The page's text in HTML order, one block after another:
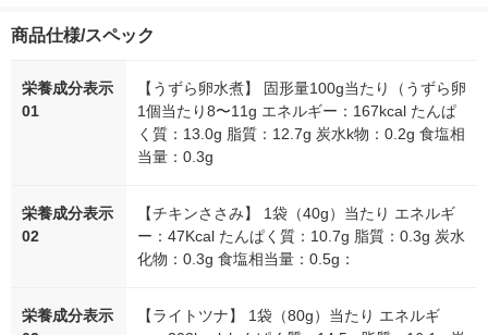
商品仕様/スペック
栄養成分表示
01
【うずら卵水煮】 固形量100g当たり（うずら卵
1個当たり8〜11g エネルギー：167kcal たんぱ
く質：13.0g 脂質：12.7g 炭水k物：0.2g 食塩相
当量：0.3g
栄養成分表示
02
【チキンささみ】 1袋（40g）当たり エネルギ
ー：47Kcal たんぱく質：10.7g 脂質：0.3g 炭水
化物：0.3g 食塩相当量：0.5g：
栄養成分表示
【ライトツナ】 1袋（80g）当たり エネルギ